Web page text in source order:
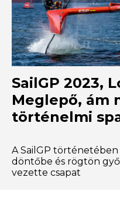
SailGP 2023,
Meglepő, ám
történelmi
A SailGP
döntőbe és rögtön
vezette csapat